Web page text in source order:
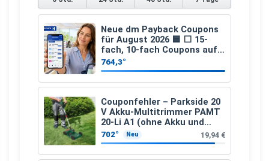
Neue dm Payback Coupons
für August 2026 🟦 ⬜ 15-
fach, 10-fach Coupons auf
den gesamten Einkauf ab 2
€
764,3°
Couponfehler – Parkside 20
V Akku-Multitrimmer PAMT
20-Li A1 (ohne Akku und
Ladegerät)
702° Neu 19,94 €